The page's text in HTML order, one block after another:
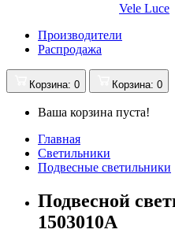
Vele Luce
Производители
Распродажа
Корзина: 0 Корзина: 0
Ваша корзина пуста!
Главная
Светильники
Подвесные светильники
Подвесной
1503010A